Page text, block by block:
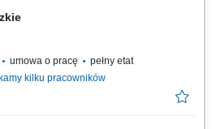
umowa o pracę
pełny etat
kilku pracowników